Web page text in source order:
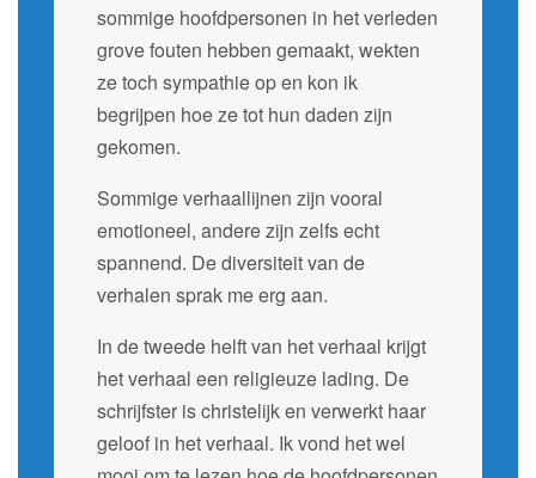
sommige hoofdpersonen in het verleden
grove fouten hebben gemaakt, wekten
ze toch sympathie op en kon ik
begrijpen hoe ze tot hun daden zijn
gekomen.
Sommige verhaallijnen zijn vooral
emotioneel, andere zijn zelfs echt
spannend. De diversiteit van de
verhalen sprak me erg aan.
In de tweede helft van het verhaal krijgt
het verhaal een religieuze lading. De
schrijfster is christelijk en verwerkt haar
geloof in het verhaal. Ik vond het wel